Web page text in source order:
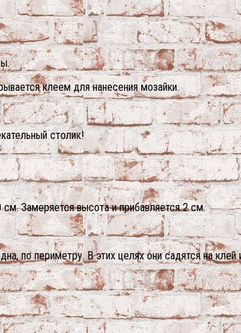
клеем для нанесения мозайки.
столик!
Замеряется высота и прибавляется 2 см.
по периметру. В этих целях они садятся на